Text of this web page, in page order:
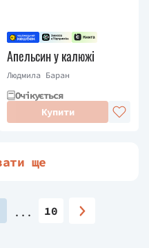
Апельсин у калюжі
Людмила Баран
Очікується
Купити
ще
10